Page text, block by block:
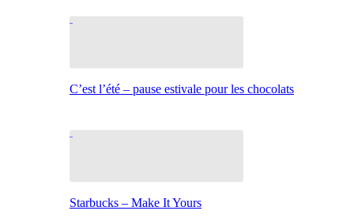
C’est l’été – pause estivale pour les chocolats
Starbucks – Make It Yours